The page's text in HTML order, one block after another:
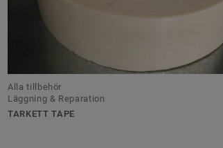
Alla tillbehör
Läggning & Reparation
TARKETT TAPE